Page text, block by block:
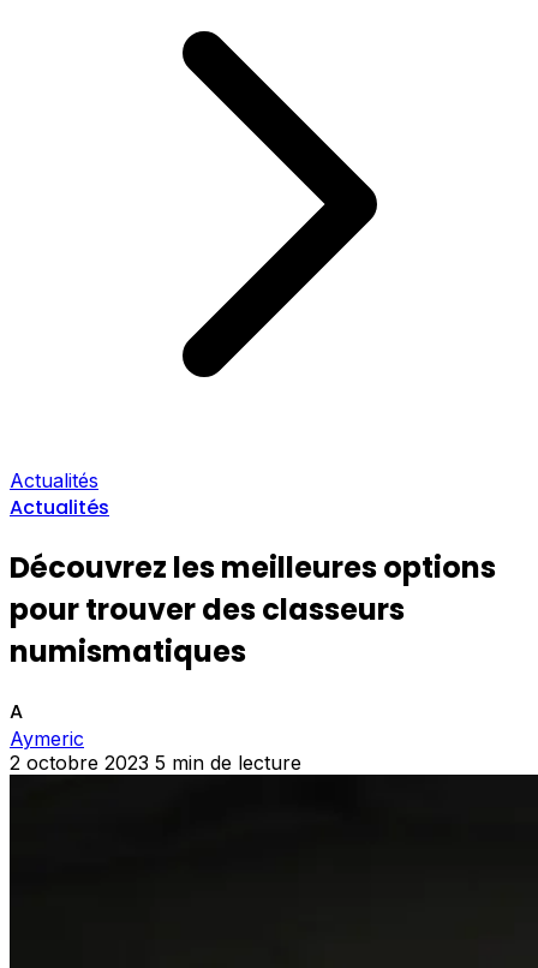
Actualités
Actualités
Découvrez les meilleures options
pour trouver des classeurs
numismatiques
A
Aymeric
2 octobre 2023 5 min de lecture